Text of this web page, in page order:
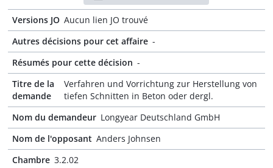
Versions JO Aucun lien JO trouvé
Autres décisions pour cet affaire -
Résumés pour cette décision -
Titre de la
demande
Verfahren und Vorrichtung zur Herstellung von
tiefen Schnitten in Beton oder dergl.
Nom du demandeur Longyear Deutschland GmbH
Nom de l'opposant Anders Johnsen
Chambre 3.2.02